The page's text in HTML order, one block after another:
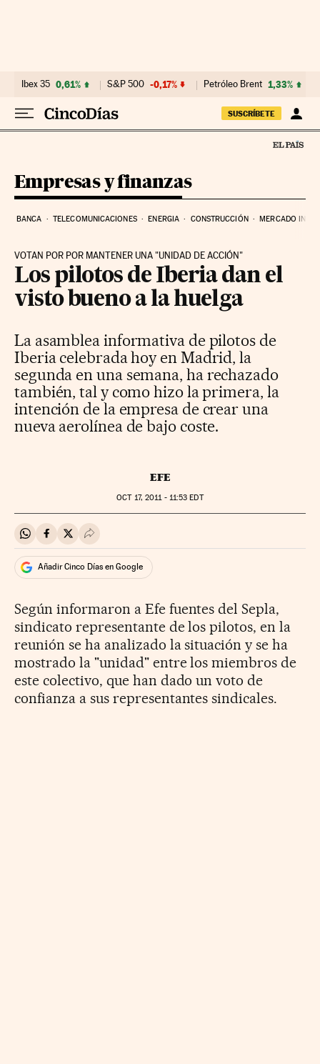
Ibex 35 0,61% S&P 500 -0,17% Petróleo Brent 1,33%
SUSCRÍBETE
Empresas y finanzas
BANCA TELECOMUNICACIONES ENERGIA CONSTRUCCIÓN MERCADO
VOTAN POR POR MANTENER UNA "UNIDAD DE ACCIÓN"
Los pilotos de Iberia dan el
visto bueno a la huelga
La asamblea informativa de pilotos de
Iberia celebrada hoy en Madrid, la
segunda en una semana, ha rechazado
también, tal y como hizo la primera, la
intención de la empresa de crear una
nueva aerolínea de bajo coste.
EFE
OCT17, 2011 - 11:53 EDT
Compartir en Whatsapp
Compartir en Facebook
Compartir en Twitter
Desplegar Redes Sociales
Añadir Cinco Días en Google
Según informaron a Efe fuentes del Sepla,
sindicato representante de los pilotos, en la
reunión se ha analizado la situación y se ha
mostrado la "unidad" entre los miembros de
este colectivo, que han dado un voto de
confianza a sus representantes sindicales.